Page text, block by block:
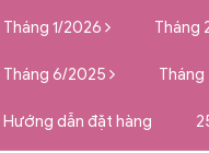
Tháng 1/2026 Tháng
Tháng 6/2025
Hướng dẫn đặt hàng